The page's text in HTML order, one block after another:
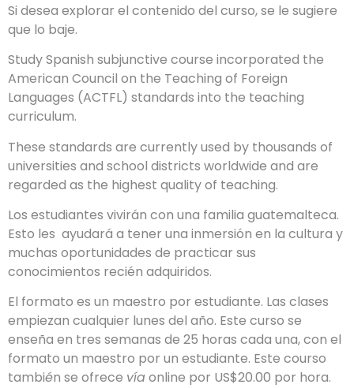
Si desea explorar el contenido del curso, se le sugiere
que lo baje.
Study Spanish subjunctive course incorporated the
American Council on the Teaching of Foreign
Languages (ACTFL) standards into the teaching
curriculum.
These standards are currently used by thousands of
universities and school districts worldwide and are
regarded as the highest quality of teaching.
Los estudiantes vivirán con una familia guatemalteca.
Esto les ayudará a tener una inmersión en la cultura y
muchas oportunidades de practicar sus
conocimientos recién adquiridos.
El formato es un maestro por estudiante. Las clases
empiezan cualquier lunes del año. Este curso se
enseña en tres semanas de 25 horas cada una, con el
formato un maestro por un estudiante. Este courso
también se ofrece víaonline por US$20.00 por hora.